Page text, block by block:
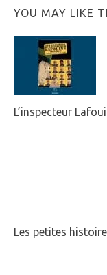
YOU MAY LIKE
L’inspecteur
Les petites